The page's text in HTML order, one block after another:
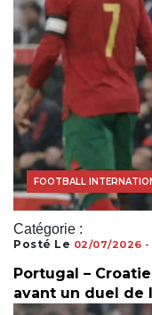
Catégorie :
COUPE DU MONDE
FOOTBALL
Posté Le 02/07/2026 -
Portugal –
avant un duel de